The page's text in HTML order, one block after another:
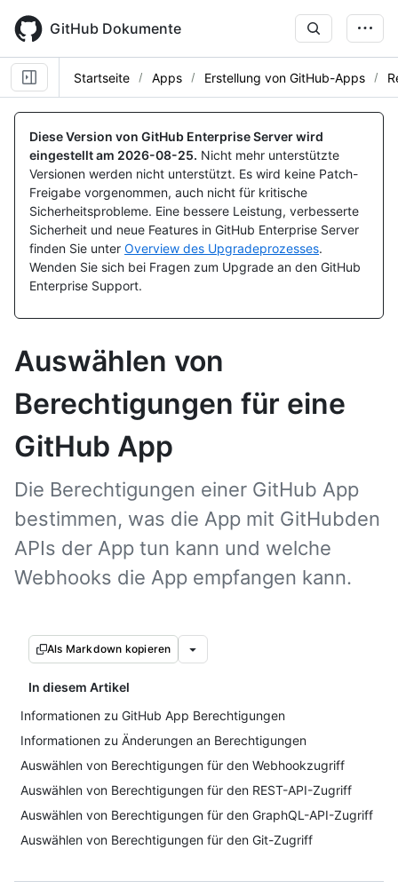
main
content
GitHub Dokumente
Startseite Apps Erstellung von GitHub-Apps
Diese Version von GitHub Enterprise Server wird
eingestellt am 2026-08-25. Nicht mehr unterstützte
Versionen werden nicht unterstützt. Es wird keine Patch-
Freigabe vorgenommen, auch nicht für kritische
Sicherheitsprobleme. Eine bessere Leistung, verbesserte
Sicherheit und neue Features in GitHub Enterprise Server
finden Sie unter Overview des Upgradeprozesses.
Wenden Sie sich bei Fragen zum Upgrade an den GitHub
Enterprise Support.
Auswählen von
Berechtigungen für eine
GitHub App
Die Berechtigungen einer GitHub App
bestimmen, was die App mit GitHubden
APIs der App tun kann und welche
Webhooks die App empfangen kann.
Als Markdown kopieren
In diesem Artikel
Informationen zu GitHub App Berechtigungen
Informationen zu Änderungen an Berechtigungen
Auswählen von Berechtigungen für den Webhookzugriff
Auswählen von Berechtigungen für den REST-API-Zugriff
Auswählen von Berechtigungen für den GraphQL-API-Zugriff
Auswählen von Berechtigungen für den Git-Zugriff